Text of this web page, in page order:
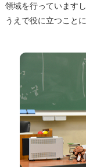
領域を行っています
うえで役に立つこと